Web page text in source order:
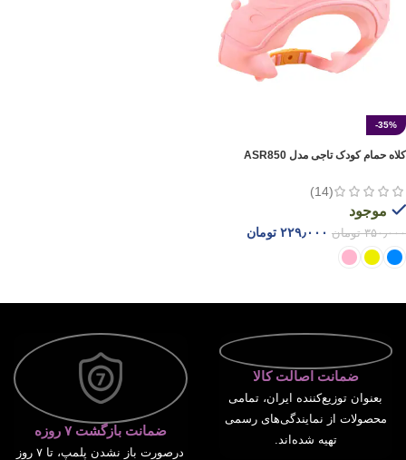
-35%
کلاه حمام کودک تاجی مدل ASR850
(14)
موجود
۳۵۰٫۰۰۰ تومان ۲۲۹٫۰۰۰ تومان
ضمانت اصالت کالا
بعنوان توزیع‌کننده ایران، تمامی
محصولات از نمایندگی‌های رسمی
تهیه شده‌اند.
ضمانت بازگشت ۷ روزه
درصورت باز نشدن پلمپ، تا ۷ روز